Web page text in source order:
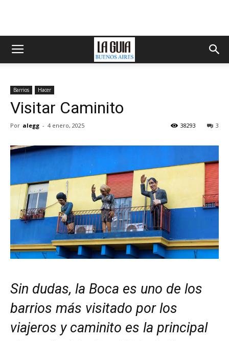
Barrios Hacer
Visitar Caminito
Por alegg - 4 enero, 2025 3
38293
Sin dudas, la Boca es uno de los
barrios más visitado por los
viajeros y caminito es la principal